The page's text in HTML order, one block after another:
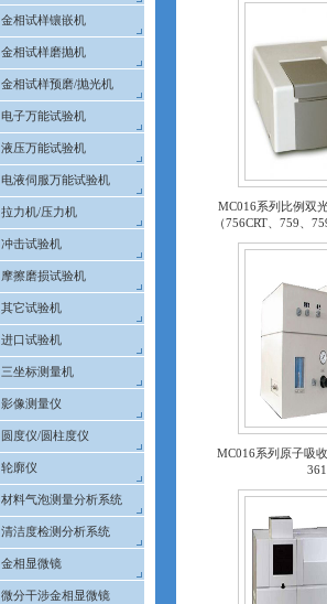
金相试样镶嵌机
金相试样磨抛机
金相试样预磨/抛光机
电子万能试验机
液压万能试验机
电液伺服万能试验机
拉力机/压力机
冲击试验机
摩擦磨损试验机
其它试验机
进口试验机
三坐标测量机
影像测量仪
圆度仪/圆柱度仪
轮廓仪
材料气泡测量分析系统
清洁度检测分析系统
金相显微镜
微分干涉金相显微镜
MC016系列比例双
（756CRT、759、
MC016系列原子吸